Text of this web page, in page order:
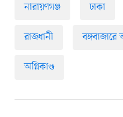
নারায়ণগঞ্জ ঢাকা
রাজধানী
অগ্নিকাণ্ড